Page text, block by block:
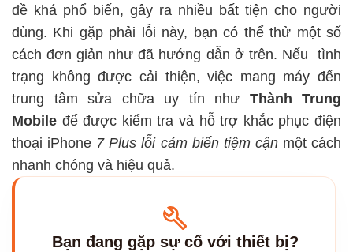
đề khá phổ biến, gây ra nhiều bất tiện cho người
dùng. Khi gặp phải lỗi này, bạn có thể thử một số
cách đơn giản như đã hướng dẫn ở trên. Nếu tình
trạng không được cải thiện, việc mang máy đến
trung tâm sửa chữa uy tín
như Thành Trung
Mobile để được kiểm tra và hỗ trợ khắc phục điện
thoại iPhone 7 Plus lỗi cảm biến tiệm cận một cách
nhanh chóng và hiệu quả.
Bạn đang gặp sự cố với thiết bị?